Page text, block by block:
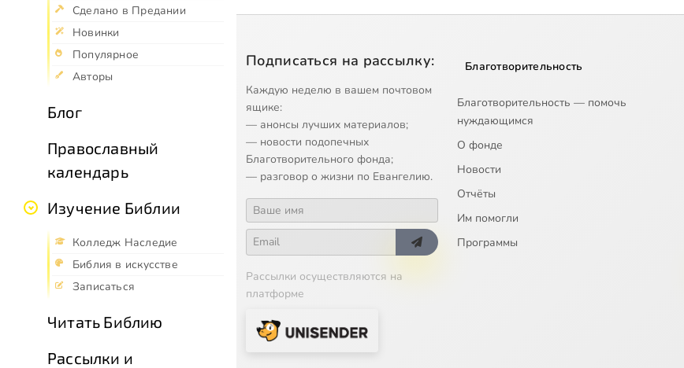
Сделано в Предании
Новинки
Популярное
Авторы
Блог
Православный
календарь
Изучение Библии
Колледж Наследие
Библия в искусстве
Записаться
Читать Библию
Рассылки и
Подписаться на рассылку:
Каждую неделю в вашем почтовом
ящике:
— анонсы лучших материалов;
— новости подопечных
Благотворительного фонда;
— разговор о жизни по Евангелию.
Рассылки осуществляются на
платформе
Благотворительность
Благотворительность — помочь
нуждающимся
О фонде
Новости
Отчёты
Им помогли
Программы